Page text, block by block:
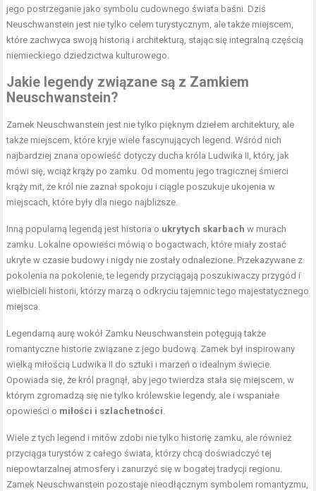
jego postrzeganie jako symbolu cudownego świata baśni. Dziś
Neuschwanstein jest nie tylko celem turystycznym, ale także miejscem,
które zachwyca swoją historią i architekturą, stając się integralną częścią
niemieckiego dziedzictwa kulturowego.
Jakie legendy związane są z Zamkiem
Neuschwanstein?
Zamek Neuschwanstein jest nie tylko pięknym dziełem architektury, ale
także miejscem, które kryje wiele fascynujących legend. Wśród nich
najbardziej znana opowieść dotyczy ducha króla Ludwika II, który, jak
mówi się, wciąż krąży po zamku. Od momentu jego tragicznej śmierci
krąży mit, że król nie zaznał spokoju i ciągle poszukuje ukojenia w
miejscach, które były dla niego najbliższe.
Inną popularną legendą jest historia o ukrytych skarbach w murach
zamku. Lokalne opowieści mówią o bogactwach, które miały zostać
ukryte w czasie budowy i nigdy nie zostały odnalezione. Przekazywane z
pokolenia na pokolenie, te legendy przyciągają poszukiwaczy przygód i
wielbicieli historii, którzy marzą o odkryciu tajemnic tego majestatycznego
miejsca.
Legendarną aurę wokół Zamku Neuschwanstein potęgują także
romantyczne historie związane z jego budową. Zamek był inspirowany
wielką miłością Ludwika II do sztuki i marzeń o idealnym świecie.
Opowiada się, że król pragnął, aby jego twierdza stała się miejscem, w
którym zgromadzą się nie tylko królewskie legendy, ale i wspaniałe
opowieści o miłości i szlachetności.
Wiele z tych legend i mitów zdobi nie tylko historię zamku, ale również
przyciąga turystów z całego świata, którzy chcą doświadczyć tej
niepowtarzalnej atmosfery i zanurzyć się w bogatej tradycji regionu.
Zamek Neuschwanstein pozostaje nieodłącznym symbolem romantyzmu,